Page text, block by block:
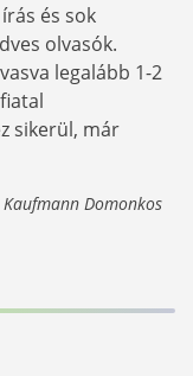
és sok
olvasók.
legalább 1-2
sikerül, már
Domonkos